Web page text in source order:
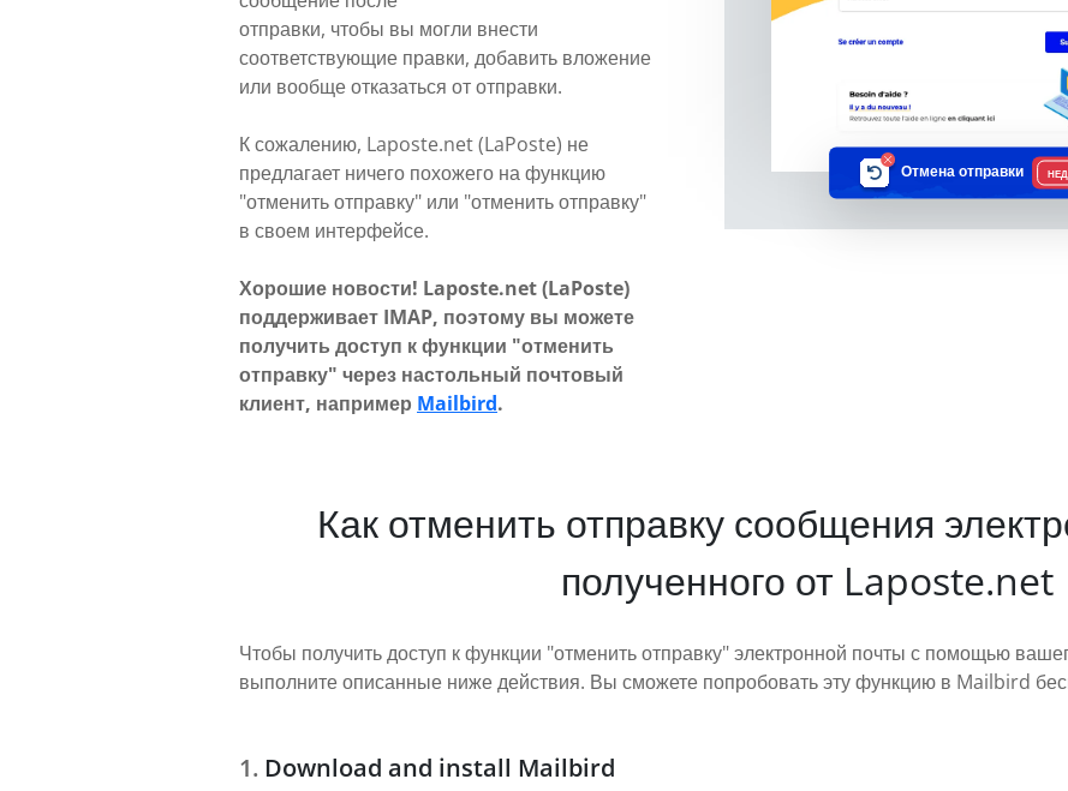
отправки, чтобы вы могли внести
соответствующие правки, добавить вложение
или вообще отказаться от отправки.
К сожалению, Laposte.net (LaPoste) не
предлагает ничего похожего на функцию
"отменить отправку" или "отменить отправку"
в своем интерфейсе.
Хорошие новости! Laposte.net (LaPoste)
поддерживает IMAP, поэтому вы можете
получить доступ к функции "отменить
отправку" через настольный почтовый
клиент, например Mailbird.
Отмена отправки
Как отменить отправку сообщения
полученного от Laposte.net
Чтобы получить доступ к функции "отменить отправку" электронной почты с помощью
выполните описанные ниже действия. Вы сможете попробовать эту функцию в Mailbird
Download and install Mailbird